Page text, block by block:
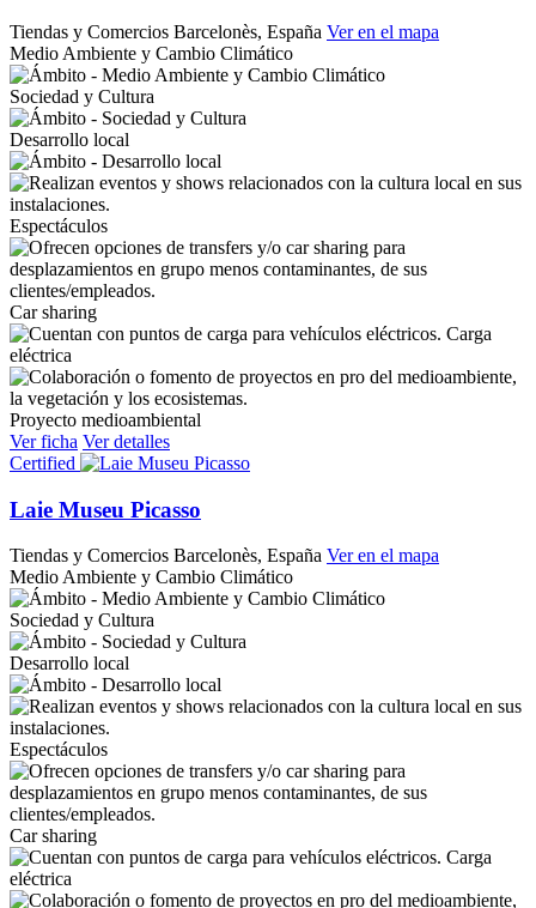
Tiendas y Comercios Barcelonès, España Ver en el mapa
Medio Ambiente y Cambio Climático
Sociedad y Cultura
Desarrollo local
Espectáculos
Car sharing
Carga
eléctrica
Proyecto medioambiental
Ver ficha Ver detalles
Certified
Laie Museu Picasso
Tiendas y Comercios Barcelonès, España Ver en el mapa
Medio Ambiente y Cambio Climático
Sociedad y Cultura
Desarrollo local
Espectáculos
Car sharing
Carga
eléctrica